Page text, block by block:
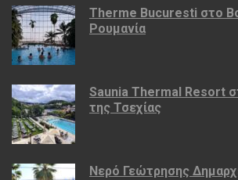
Therme Bucuresti στο
Ρουμανία
Saunia Thermal Resort
της Τσεχίας
Νερό Γεώτρησης